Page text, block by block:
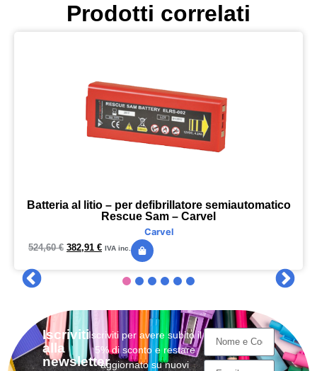
Prodotti correlati
Batteria al litio – per defibrillatore semiautomatico
Rescue Sam – Carvel
Carvel
524,60€ 382,91 € IVA inc.
Iscriviti
alla
newsletter
Iscriviti per avere subito il
5% di sconto e restare
aggiornato su nuovi